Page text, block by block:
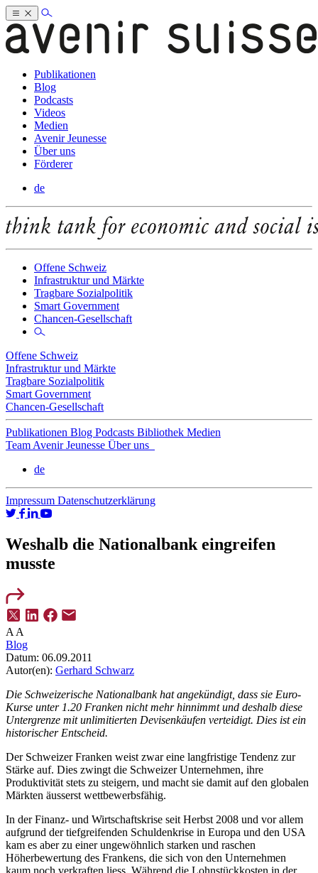
Publikationen
Blog
Podcasts
Videos
Medien
Avenir Jeunesse
Über uns
Förderer
de
Offene Schweiz
Infrastruktur und Märkte
Tragbare Sozialpolitik
Smart Government
Chancen-Gesellschaft
Offene Schweiz
Infrastruktur und Märkte
Tragbare Sozialpolitik
Smart Government
Chancen-Gesellschaft
Publikationen Blog Podcasts Bibliothek Medien
Team Avenir Jeunesse Über uns
de
Impressum Datenschutzerklärung
Weshalb die Nationalbank eingreifen
musste
A A
Blog
Datum: 06.09.2011
Autor(en): Gerhard Schwarz
Die Schweizerische Nationalbank hat angekündigt, dass sie Euro-
Kurse unter 1.20 Franken nicht mehr hinnimmt und deshalb diese
Untergrenze mit unlimitierten Devisenkäufen verteidigt. Dies ist ein
historischer Entscheid.
Der Schweizer Franken weist zwar eine langfristige Tendenz zur
Stärke auf. Dies zwingt die Schweizer Unternehmen, ihre
Produktivität stets zu steigern, und macht sie damit auf den globalen
Märkten äusserst wettbewerbsfähig.
In der Finanz- und Wirtschaftskrise seit Herbst 2008 und vor allem
aufgrund der tiefgreifenden Schuldenkrise in Europa und den USA
kam es aber zu einer ungewöhnlich starken und raschen
Höherbewertung des Frankens, die sich von den Unternehmen